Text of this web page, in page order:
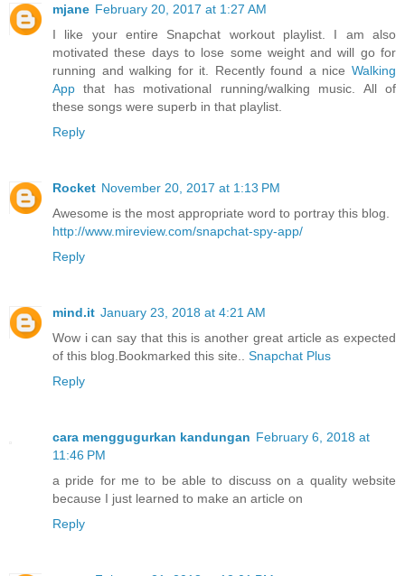
mjane February 20, 2017 at 1:27 AM
I like your entire Snapchat workout playlist. I am also
motivated these days to lose some weight and will go for
running and walking for it. Recently found a nice Walking
App that has motivational running/walking music. All of
these songs were superb in that playlist.
Reply
Rocket November 20, 2017 at 1:13 PM
Awesome is the most appropriate word to portray this blog.
http://www.mireview.com/snapchat-spy-app/
Reply
mind.it January 23, 2018 at 4:21 AM
Wow i can say that this is another great article as expected
of this blog.Bookmarked this site.. Snapchat Plus
Reply
cara menggugurkan kandungan February 6, 2018 at
11:46 PM
a pride for me to be able to discuss on a quality website
because I just learned to make an article on
Reply